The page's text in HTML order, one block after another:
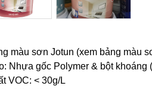
màu sơn Jotun (xem bảng màu
Nhựa gốc Polymer & bột
VOC: < 30g/L